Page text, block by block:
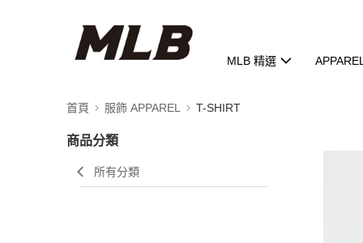
MLB 精選
首頁 服飾 APPAREL T-SHIRT
商品分類
所有分類